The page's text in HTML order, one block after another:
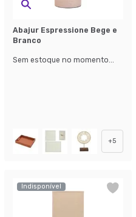
Abajur Espressione Bege e
Branco
Sem estoque no momento...
+5
Indisponível